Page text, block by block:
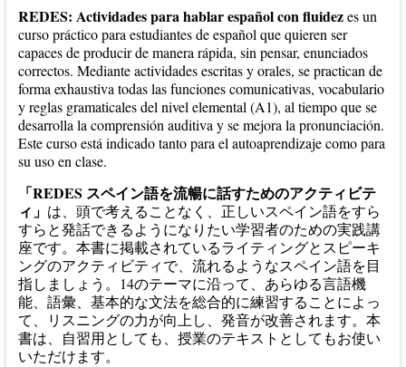
REDES: Actividades para hablar español con fluidezes un
curso práctico para estudiantes de español que quieren ser
capaces de producir de manera rápida, sin pensar, enunciados
correctos. Mediante actividades escritas y orales, se practican de
forma exhaustiva todas las funciones comunicativas, vocabulario
y reglas gramaticales del nivel elemental (A1), al tiempo que se
desarrolla la comprensión auditiva y se mejora la pronunciación.
Este curso está indicado tanto para el autoaprendizaje como para
su uso en clase.
「REDES スペイン語を流暢に話すためのアクティビテ
ィ 」 は、頭で考えることなく、正しいスペイン語をすら
すらと発話できるようになりたい学習者のための実践講
座です。本書に掲載されているライティングとスピーキ
ングのアクティビティで、流れるようなスペイン語を目
指しましょう。14のテーマに沿って、あらゆる言語機
能、語彙、基本的な文法を総合的に練習することによっ
て、リスニングの力が向上し、発音が改善されます。本
書は、自習用としても、授業のテキストとしてもお使い
いただけます。